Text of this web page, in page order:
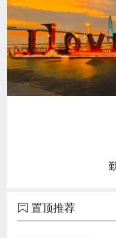
置顶推荐